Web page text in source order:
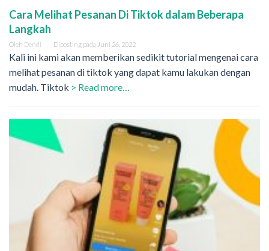
Cara Melihat Pesanan Di Tiktok dalam Beberapa
Langkah
Oleh Dendi Diposting pada Juni 26, 2022
Kali ini kami akan memberikan sedikit tutorial mengenai cara
melihat pesanan di tiktok yang dapat kamu lakukan dengan
mudah. Tiktok > Read more…